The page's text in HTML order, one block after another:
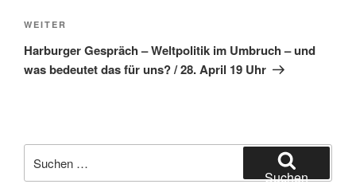
Nächster
Beitrag
WEITER
Harburger Gespräch – Weltpolitik im Umbruch – und
was bedeutet das für uns? / 28. April 19 Uhr
nach:
Suchen